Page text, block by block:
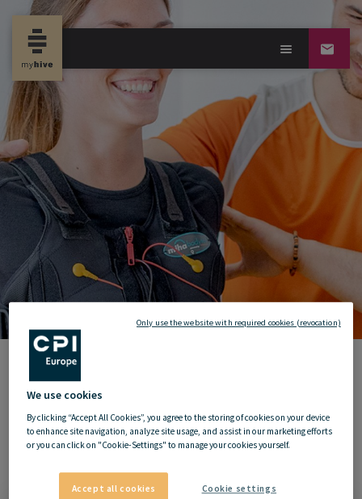
new propertynews
26.05.2020
We use cookies
By clicking “Accept All Cookies”, you agree to the storing of cookies on your device
to enhance site navigation, analyze site usage, and assist in our marketing efforts
or you can click on "Cookie-Settings" to manage your cookies yourself.
Accept all cookies Cookie settings
Only use the website with required cookies (revocation)